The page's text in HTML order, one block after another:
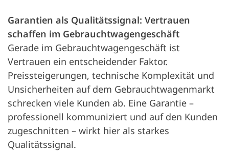
Garantien als Qualitätssignal: Vertrauen
schaffen im Gebrauchtwagengeschäft
Gerade im Gebrauchtwagengeschäft ist
Vertrauen ein entscheidender Faktor.
Preissteigerungen, technische Komplexität und
Unsicherheiten auf dem Gebrauchtwagenmarkt
schrecken viele Kunden ab. Eine Garantie –
professionell kommuniziert und auf den Kunden
zugeschnitten – wirkt hier als starkes
Qualitätssignal.